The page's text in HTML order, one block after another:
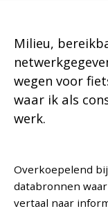
Milieu,
wegen voor
waar ik als
werk.
Overkoepelend
databronnen
vertaal naar